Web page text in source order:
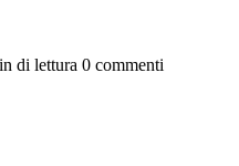
di lettura 0 commenti